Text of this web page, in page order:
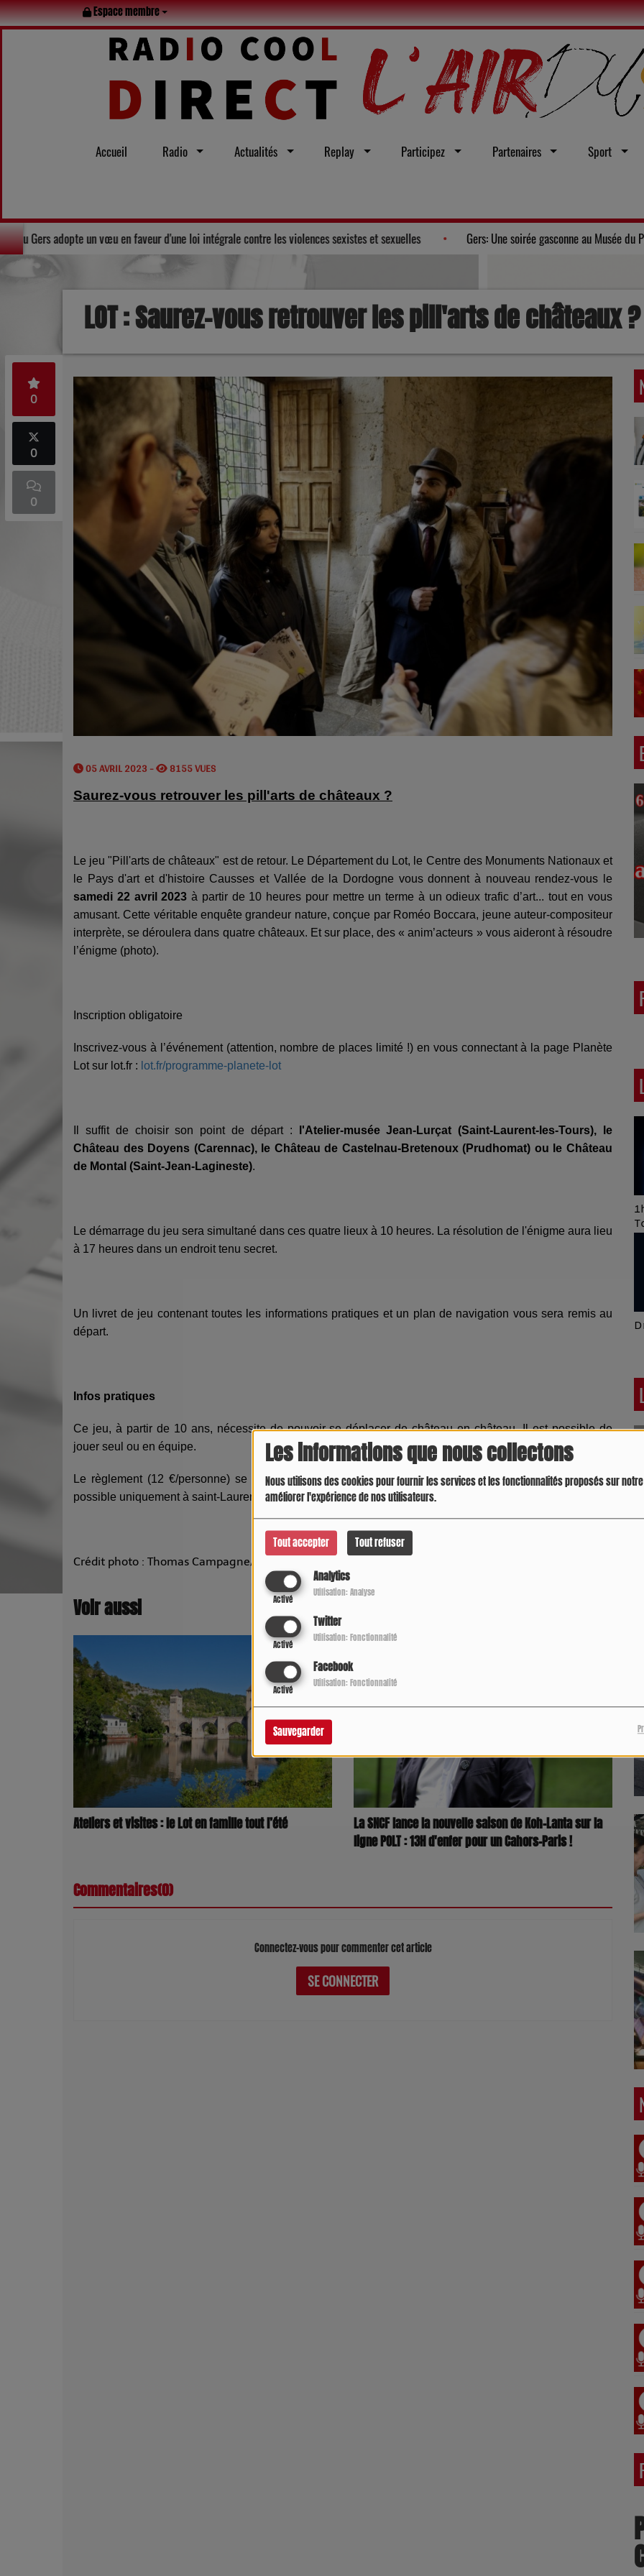
Les informations que nous collectons
Nous utilisons des cookies pour fournir les services et les fonctionnalités proposés sur
améliorer l'expérience de nos utilisateurs.
Tout accepter Tout refuser
Analytics
Activé
Utilisation: Analyse
Twitter
Activé
Utilisation: Fonctionnalité
Facebook
Activé
Utilisation: Fonctionnalité
Sauvegarder
Espace membre
Accueil Radio Actualités Replay Participez Partenaires Sport
Solidarité : Le Conseil départemental du Gers adopte un vœu en faveur d'une loi intégrale contre les violences sexistes et sexuelles
LOT : Saurez-vous retrouver les pill'arts de châteaux ?
0
0
0
05 AVRIL 2023 - 8155 VUES
Saurez-vous retrouver les pill'arts de châteaux ?
Le jeu "Pill'arts de châteaux" est de retour. Le Département du Lot, le Centre des Monuments Nationaux et
le Pays d'art et d'histoire Causses et Vallée de la Dordogne vous donnent à nouveau rendez-vous le
samedi 22 avril 2023 à partir de 10 heures pour mettre un terme à un odieux trafic d’art... tout en vous
amusant. Cette véritable enquête grandeur nature, conçue par Roméo Boccara, jeune auteur-compositeur
interprète, se déroulera dans quatre châteaux. Et sur place, des « anim’acteurs » vous aideront à résoudre
l’énigme (photo).
Inscription obligatoire
Inscrivez-vous à l’événement (attention, nombre de places limité !) en vous connectant à la page Planète
Lot sur lot.fr : lot.fr/programme-planete-lot
Il suffit de choisir son point de départ :
l'Atelier-musée Jean-Lurçat (Saint-Laurent-les-Tours), le
Château des Doyens (Carennac), le Château de Castelnau-Bretenoux (Prudhomat) ou le Château
de Montal (Saint-Jean-Lagineste).
Le démarrage du jeu sera simultané dans ces quatre lieux à 10 heures. La résolution de l'énigme aura lieu
à 17 heures dans un endroit tenu secret.
Un livret de jeu contenant toutes les informations pratiques et un plan de navigation vous sera remis au
départ.
Infos pratiques
Ce jeu, à partir de 10 ans, nécessite de pouvoir se déplacer de château en château. Il est possible de
jouer seul ou en équipe.
Le règlement (12 €/personne) se fait à l’accueil du monument : chèque ou espèces à Carennac, CB
possible uniquement à saint-Laurent-les-Tours, Castelnau-Bretenoux et Montal.
Crédit photo : Thomas Campagne/Département du Lot
Voir aussi
Ateliers et visites : le Lot en famille tout l’été
La SNCF lance la nouvelle saison de Koh-Lanta sur la
ligne POLT : 13H d'enfer pour un Cahors-Paris !
Commentaires(0)
Connectez-vous pour commenter cet article
SE CONNECTER
Proposée par Jean
Anza